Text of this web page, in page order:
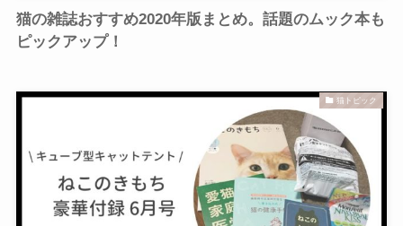
猫の雑誌おすすめ2020年版まとめ。話題のムック本も
ピックアップ！
猫トピック